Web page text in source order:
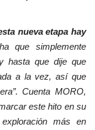
nueva etapa hay
que simplemente
hasta que dije que
a la vez, así que
Cuenta MORO,
este hito en su
más en